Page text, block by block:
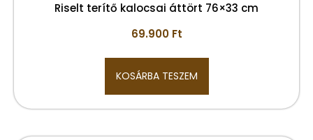
Riselt terítő kalocsai áttört 76×33 cm
69.900 Ft
KOSÁRBA TESZEM